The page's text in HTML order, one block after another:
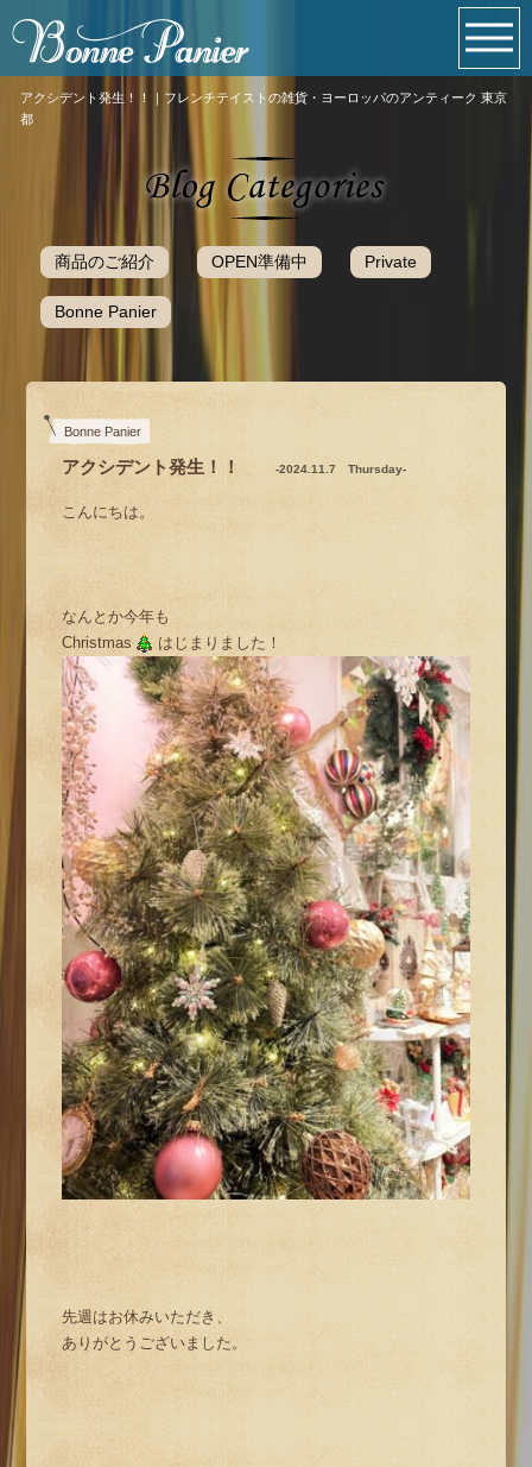
アクシデント発生！！｜フレンチテイストの雑貨・ヨーロッパのアンティーク 東京
都
商品のご紹介 OPEN準備中 Private
Bonne Panier
Bonne Panier
アクシデント発生！！ -2024.11.7 Thursday-
こんにちは。
なんとか今年も
Christmas
はじまりました！
先週はお休みいただき、
ありがとうございました。